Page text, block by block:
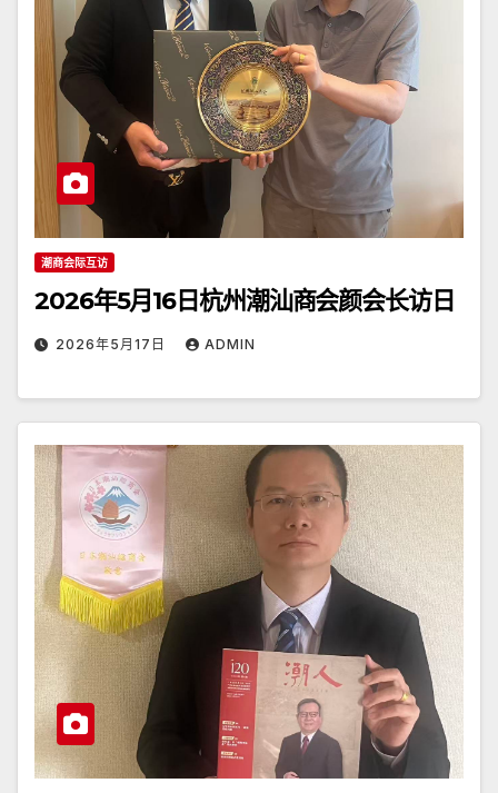
潮商会际互访
2026年5月16日杭州潮汕商会颜会长访日
2026年5月17日 ADMIN